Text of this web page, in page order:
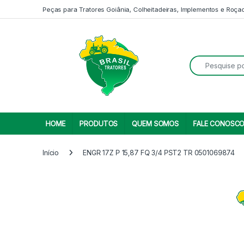
Peças para Tratores Goiânia, Colheitadeiras, Implementos e
Search for:
HOME PRODUTOS QUEM SOMOS FALE CONOSCO
Início ENGR 17Z P 15,87 FQ 3/4 PST2 TR 0501069874